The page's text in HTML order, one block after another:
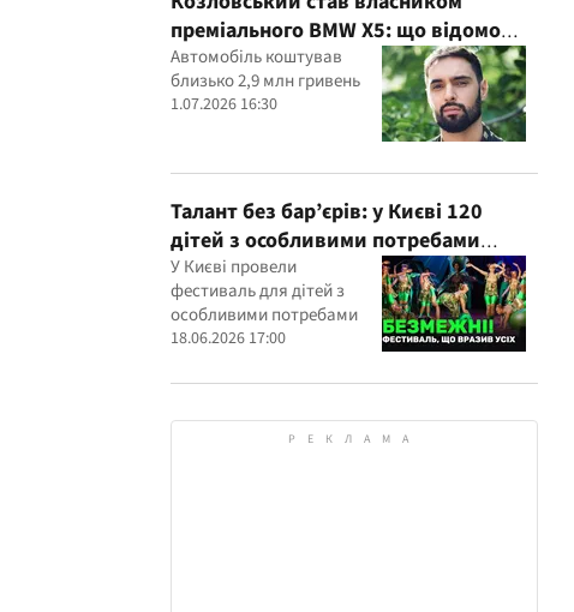
преміального BMW X5: що відомо
про покупку
Автомобіль коштував
близько 2,9 млн гривень
1.07.2026 16:30
Талант без бар’єрів: у Києві 120
дітей з особливими потребами
виступили на всеукраїнському
фестивалі
У Києві провели
фестиваль для дітей з
особливими потребами
18.06.2026 17:00